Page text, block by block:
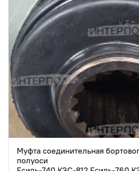
Муфта соединительная
полуоси